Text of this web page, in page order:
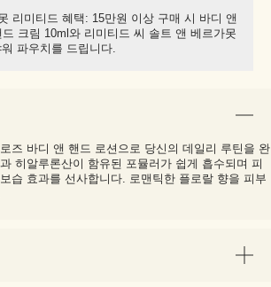
리미티드 혜택: 15만원 이상 구매 시 바디 앤
크림 10ml와 리미티드 씨 솔트 앤 베르가못
파우치를 드립니다.
즈 바디 앤 핸드 로션으로 당신의 데일리 루틴을 완
히알루론산이 함유된 포뮬러가 쉽게 흡수되며 피
습 효과를 선사합니다. 로맨틱한 플로랄 향을 피부